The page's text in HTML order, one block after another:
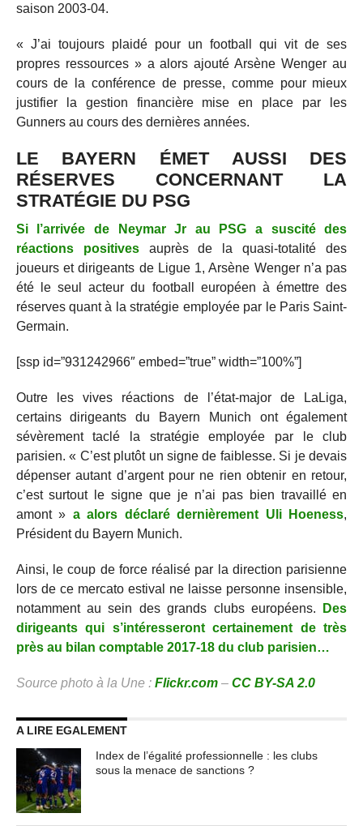
saison 2003-04.
« J’ai toujours plaidé pour un football qui vit de ses
propres ressources » a alors ajouté Arsène Wenger au
cours de la conférence de presse, comme pour mieux
justifier la gestion financière mise en place par les
Gunners au cours des dernières années.
LE BAYERN ÉMET AUSSI DES
RÉSERVES CONCERNANT LA
STRATÉGIE DU PSG
Si l’arrivée de Neymar Jr au PSG a suscité des
réactions positives auprès de la quasi-totalité des
joueurs et dirigeants de Ligue 1, Arsène Wenger n’a pas
été le seul acteur du football européen à émettre des
réserves quant à la stratégie employée par le Paris Saint-
Germain.
[ssp id=”931242966″ embed=”true” width=”100%”]
Outre les vives réactions de l’état-major de LaLiga,
certains dirigeants du Bayern Munich ont également
sévèrement taclé la stratégie employée par le club
parisien. « C’est plutôt un signe de faiblesse. Si je devais
dépenser autant d’argent pour ne rien obtenir en retour,
c’est surtout le signe que je n’ai pas bien travaillé en
amont » a alors déclaré dernièrement Uli Hoeness,
Président du Bayern Munich.
Ainsi, le coup de force réalisé par la direction parisienne
lors de ce mercato estival ne laisse personne insensible,
notamment au sein des grands clubs européens.
Des
dirigeants qui s’intéresseront certainement de très
près au bilan comptable 2017-18 du club parisien…
Source photo à la Une : Flickr.com– CC BY-SA 2.0
A LIRE EGALEMENT
Index de l’égalité professionnelle : les clubs
sous la menace de sanctions ?